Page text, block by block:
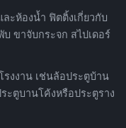
ะห้องน้ำ ฟิตติ้งเกี่ยวกับ
ขาจับกระจก สไปเดอร์
งงาน เช่นล้อประตูบ้าน
ะตูบานโค้งหรือประตูราง